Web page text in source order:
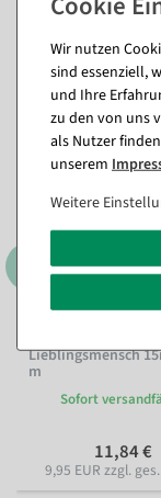
Lieblingsmensch
m
Sofort
11,84 €
9,95 EUR zzgl.
Wir nutzen
sind essenziell,
und Ihre
zu den von uns
als Nutzer
unserem
Weitere